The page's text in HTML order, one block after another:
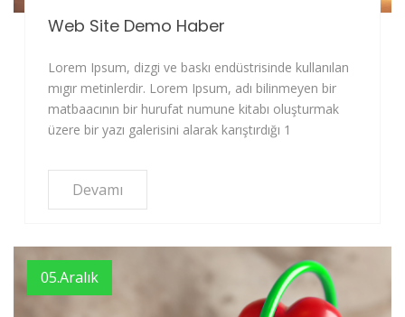
Web Site Demo Haber
Lorem Ipsum, dizgi ve baskı endüstrisinde kullanılan
mıgır metinlerdir. Lorem Ipsum, adı bilinmeyen bir
matbaacının bir hurufat numune kitabı oluşturmak
üzere bir yazı galerisini alarak karıştırdığı 1
Devamı
05.Aralık